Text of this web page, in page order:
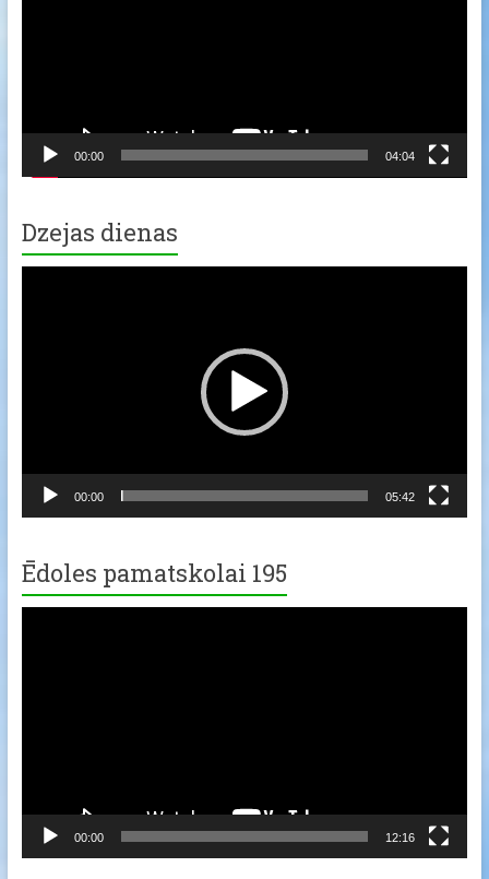
00:00 04:04
Dzejas dienas
00:00 05:42
Ēdoles pamatskolai 195
00:00 12:16